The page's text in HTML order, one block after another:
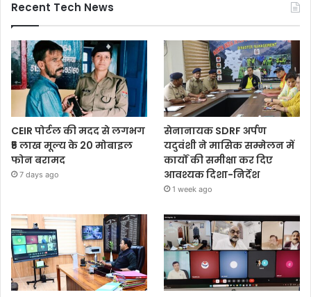
Recent Tech News
CEIR पोर्टल की मदद से लगभग
₹5 लाख मूल्य के 20 मोबाइल
फोन बरामद
7 days ago
सेनानायक SDRF अर्पण
यदुवंशी ने मासिक सम्मेलन में
कार्यों की समीक्षा कर दिए
आवश्यक दिशा-निर्देश
1 week ago